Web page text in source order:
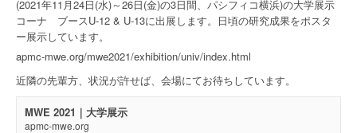
(2021年11月24日(水)～26日(金)の3日間、パシフィコ横浜)の大学展示
コーナ ブースU-12 & U-13に出展します。日頃の研究成果をポスタ
ー展示しています。
apmc-mwe.org/mwe2021/exhibition/univ/index.html
近隣の先輩方、状況が許せば、会場にてお待ちしています。
MWE 2021｜大学展示
apmc-mwe.org